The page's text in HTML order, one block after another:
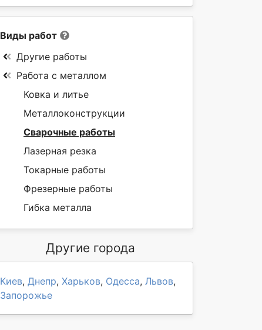
Виды работ
Другие работы
Работа с металлом
Ковка и литье
Металлоконструкции
Сварочные работы
Лазерная резка
Токарные работы
Фрезерные работы
Гибка металла
Другие города
Киев, Днепр, Харьков, Одесса, Львов,
Запорожье